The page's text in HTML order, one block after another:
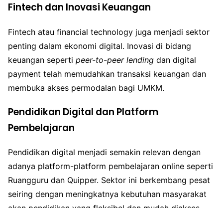
Fintech dan Inovasi Keuangan
Fintech atau financial technology juga menjadi sektor
penting dalam ekonomi digital. Inovasi di bidang
keuangan seperti peer-to-peer lending dan digital
payment telah memudahkan transaksi keuangan dan
membuka akses permodalan bagi UMKM.
Pendidikan Digital dan Platform
Pembelajaran
Pendidikan digital menjadi semakin relevan dengan
adanya platform-platform pembelajaran online seperti
Ruangguru dan Quipper. Sektor ini berkembang pesat
seiring dengan meningkatnya kebutuhan masyarakat